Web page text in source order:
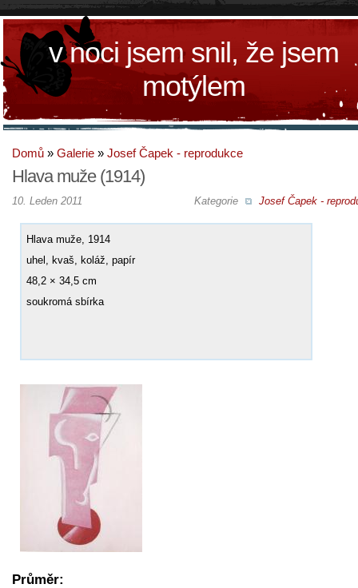
v noci jsem snil, že jsem
motýlem
Domů » Galerie » Josef Čapek - reprodukce
Hlava muže (1914)
Kategorie Josef Čapek -
10. Leden 2011
Hlava muže, 1914
uhel, kvaš, koláž, papír
48,2 × 34,5 cm
soukromá sbírka
Průměr: